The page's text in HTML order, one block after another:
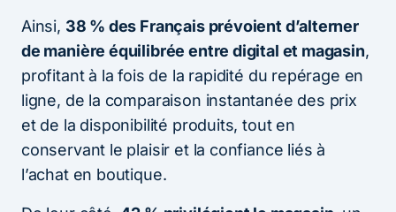
Ainsi, 38 % des Français prévoient d’alterner
de manière équilibrée entre digital et magasin,
profitant à la fois de la rapidité du repérage en
ligne, de la comparaison instantanée des prix
et de la disponibilité produits, tout en
conservant le plaisir et la confiance liés à
l’achat en boutique.